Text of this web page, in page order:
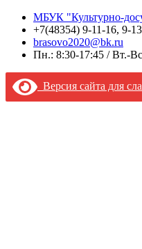
МБУК "Культурно-
+7(48354) 9-11-16, 9-
brasovo2020@bk.ru
Пн.: 8:30-17:45 / Вт.-
Версия сайта для